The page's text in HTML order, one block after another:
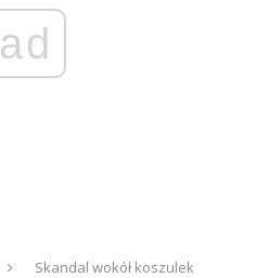
ad
Skandal wokół koszulek